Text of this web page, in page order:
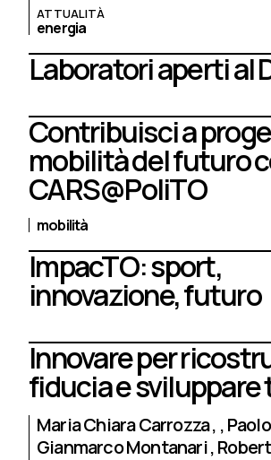
ATTUALITÀ
energia
Laboratori aperti al
Contribuisci a
mobilità del futuro
CARS@PoliTO
mobilità
ImpacTO: sport,
innovazione, futuro
Innovare per
fiducia e
Maria Chiara Carrozza
Gianmarco Montanari